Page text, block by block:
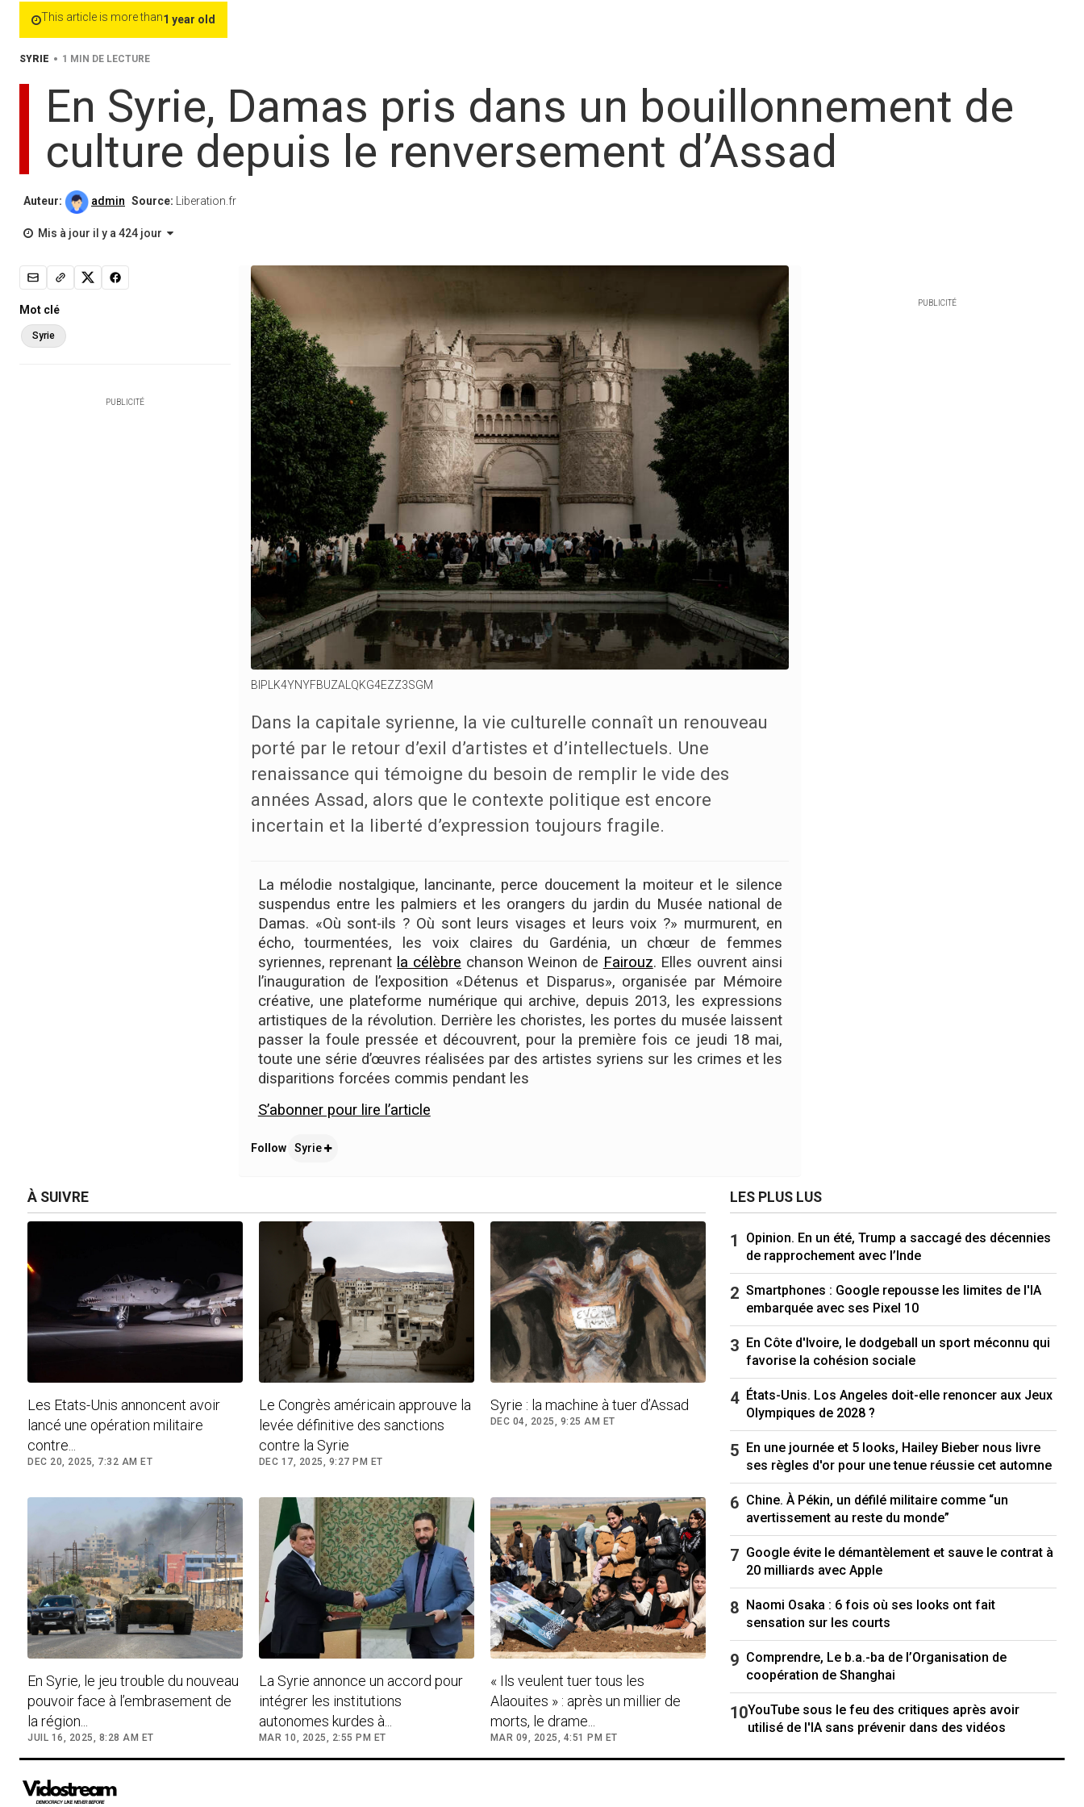
This article is more than1 year old
SYRIE • 1 MIN DE LECTURE
En Syrie, Damas pris dans un bouillonnement de
culture depuis le renversement d’Assad
Auteur: admin Source: Liberation.fr
Mis à jour il y a 424 jour
BIPLK4YNYFBUZALQKG4EZZ3SGM
Dans la capitale syrienne, la vie culturelle connaît un renouveau
porté par le retour d’exil d’artistes et d’intellectuels. Une
renaissance qui témoigne du besoin de remplir le vide des
années Assad, alors que le contexte politique est encore
incertain et la liberté d’expression toujours fragile.
La mélodie nostalgique, lancinante, perce doucement la moiteur et le silence
suspendus entre les palmiers et les orangers du jardin du Musée national de
Damas. «Où sont-ils ? Où sont leurs visages et leurs voix ?» murmurent, en
écho, tourmentées, les voix claires du Gardénia, un chœur de femmes
syriennes, reprenant la célèbre chanson Weinon de Fairouz. Elles ouvrent ainsi
l’inauguration de l’exposition «Détenus et Disparus», organisée par Mémoire
créative, une plateforme numérique qui archive, depuis 2013, les expressions
artistiques de la révolution. Derrière les choristes, les portes du musée laissent
passer la foule pressée et découvrent, pour la première fois ce jeudi 18 mai,
toute une série d’œuvres réalisées par des artistes syriens sur les crimes et les
disparitions forcées commis pendant les
S’abonner pour lire l’article
Follow Syrie
PUBLICITÉ
Mot clé
Syrie
PUBLICITÉ
À SUIVRE
Les Etats-Unis annoncent avoir
lancé une opération militaire
contre...
DEC 20, 2025, 7:32 AM ET
Le Congrès américain approuve la
levée définitive des sanctions
contre la Syrie
DEC 17, 2025, 9:27 PM ET
Syrie : la machine à tuer d’Assad
DEC 04, 2025, 9:25 AM ET
En Syrie, le jeu trouble du nouveau
pouvoir face à l’embrasement de
la région...
JUIL 16, 2025, 8:28 AM ET
La Syrie annonce un accord pour
intégrer les institutions
autonomes kurdes à...
MAR 10, 2025, 2:55 PM ET
« Ils veulent tuer tous les
Alaouites » : après un millier de
morts, le drame...
MAR 09, 2025, 4:51 PM ET
LES PLUS LUS
Opinion. En un été, Trump a saccagé des décennies
de rapprochement avec l’Inde
Smartphones : Google repousse les limites de l'IA
embarquée avec ses Pixel 10
En Côte d'Ivoire, le dodgeball un sport méconnu qui
favorise la cohésion sociale
États-Unis. Los Angeles doit-elle renoncer aux Jeux
Olympiques de 2028 ?
En une journée et 5 looks, Hailey Bieber nous livre
ses règles d'or pour une tenue réussie cet automne
Chine. À Pékin, un défilé militaire comme “un
avertissement au reste du monde”
Google évite le démantèlement et sauve le contrat à
20 milliards avec Apple
Naomi Osaka : 6 fois où ses looks ont fait
sensation sur les courts
Comprendre, Le b.a.-ba de l’Organisation de
coopération de Shanghai
YouTube sous le feu des critiques après avoir
utilisé de l'IA sans prévenir dans des vidéos